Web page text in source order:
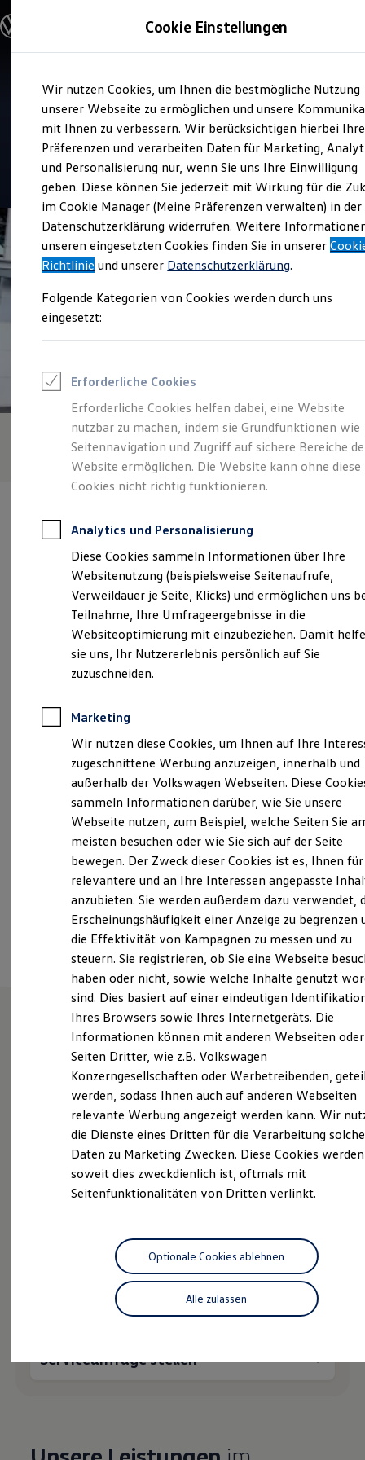
Hauptinhalt
springen
Footer
springen
Modelle und Konfigurator
Modelle vergleichen
Elektroautos
ENERGY Sondermodelle
Nutzfahrzeuge
SUV und CUV
Familienautos
Kombis
Kompaktwagen
Sportwagen
Schnell verfügbare Fahrzeuge
Angebote und Produkte
Aktuelle Angebote
E-Auto-Förderung
Volkswagen Marktplatz
Junge Gebrauchtwagen und Gebrauchtwagen
Volkswagen Zertifizierte Gebrauchtwagen
Zubehör- und Serviceangebote
Leasing
Leasing-Angebote
Gebrauchtwagen Leasing
Junge Gebrauchtwagen-Leasing
Elektroauto Leasing
Kleinwagen-Leasing
Leasing ohne Anzahlung
Finanzierung
Kfz-Versicherung
Restschuldversicherungen
Garantien
Wartungsverträge
Geschäftskunden
Professional Class bei Volkswagen
Großkunden
Behörden
Direktkunden
Sonderfahrzeuge
Anpfiff zum Gewinn
Elektroautos
ID. Tutorials
Elektrofahrzeugkonzepte
Reichweite
Reichweite der ID. Modelle
Reichweite im Winter
Laden
Laden unterwegs
Laden Zuhause
Ladestationen finden
Ladezeitensimulator
Batterie
Sicherheit
Garantie und Lebensdauer
Nachhaltigkeit
Technologie
Kosten und Kauf
Verbrauchskosten
Kaufoptionen
E-Auto-Förderung
Software und Konnektivität
ID. Software Versionen und Updates
Digitale Extras
Schnittstellen zu Ihrem ID.
Hybridautos
Marke und Erlebnis
Volkswagen R und R Experience
R-Modelle
Driving Experience
Volkswagen entdecken
Lifestyle Shop
T-Roc Kollektion
Golf Kollektion
ID. Kollektion
Volkswagen Kollektion
R-Kollektion
#wedriveproud
Verkauf und Service
VHG Rittersbacher GmbH
Standort Germersheim
4.6|156 Bewertungen
Rittersbacher GmbH Standort Germersheim
Impressum & Rechtliches)
Bellheimer Straße 9, 76726 Germersheim
anfrage.germersheim@rittersbacher.de
+49 7274 70150
Montag-Freitag 07:30-18:00 Uhr
Samstag
Geschlossen
Sonntag
Geschlossen
Ansprechpartner
Wie können wir
Ihnen weiterhelfen?
Probefahrt vereinbaren
Fahrzeugangebot anfordern
Serviceanfrage stellen
Cookie Einstellungen
Wir nutzen Cookies, um Ihnen die bestmögliche Nutzung
unserer Webseite zu ermöglichen und unsere
mit Ihnen zu verbessern. Wir berücksichtigen hierbei Ihre
Präferenzen und verarbeiten Daten für Marketing,
und Personalisierung nur, wenn Sie uns Ihre Einwilligung
geben. Diese können Sie jederzeit mit Wirkung für die
im Cookie Manager (Meine Präferenzen verwalten) in der
Datenschutzerklärung widerrufen. Weitere
unseren eingesetzten Cookies finden Sie in unserer
Richtlinie und unserer Datenschutzerklärung.
Folgende Kategorien von Cookies werden durch uns
eingesetzt:
Erforderliche Cookies
Erforderliche Cookies helfen dabei, eine Website
nutzbar zu machen, indem sie Grundfunktionen wie
Seitennavigation und Zugriff auf sichere Bereiche
Website ermöglichen. Die Website kann ohne diese
Cookies nicht richtig funktionieren.
Analytics und Personalisierung
Diese Cookies sammeln Informationen über Ihre
Websitenutzung (beispielsweise Seitenaufrufe,
Verweildauer je Seite, Klicks) und ermöglichen uns
Teilnahme, Ihre Umfrageergebnisse in die
Websiteoptimierung mit einzubeziehen. Damit
sie uns, Ihr Nutzererlebnis persönlich auf Sie
zuzuschneiden.
Marketing
Wir nutzen diese Cookies, um Ihnen auf Ihre
zugeschnittene Werbung anzuzeigen, innerhalb und
außerhalb der Volkswagen Webseiten. Diese
sammeln Informationen darüber, wie Sie unsere
Webseite nutzen, zum Beispiel, welche Seiten Sie
meisten besuchen oder wie Sie sich auf der Seite
bewegen. Der Zweck dieser Cookies ist es, Ihnen für
relevantere und an Ihre Interessen angepasste
anzubieten. Sie werden außerdem dazu verwendet,
Erscheinungshäufigkeit einer Anzeige zu begrenzen
die Effektivität von Kampagnen zu messen und zu
steuern. Sie registrieren, ob Sie eine Webseite
haben oder nicht, sowie welche Inhalte genutzt
sind. Dies basiert auf einer eindeutigen
Ihres Browsers sowie Ihres Internetgeräts. Die
Informationen können mit anderen Webseiten oder
Seiten Dritter, wie z.B. Volkswagen
Konzerngesellschaften oder Werbetreibenden,
werden, sodass Ihnen auch auf anderen Webseiten
relevante Werbung angezeigt werden kann. Wir
die Dienste eines Dritten für die Verarbeitung
Daten zu Marketing Zwecken. Diese Cookies
soweit dies zweckdienlich ist, oftmals mit
Seitenfunktionalitäten von Dritten verlinkt.
Alle zulassen
Optionale Cookies ablehnen